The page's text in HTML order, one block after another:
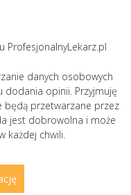
ProfesjonalnyLekarz.pl
danych osobowych
dodania opinii. Przyjmuję
przetwarzane przez
jest dobrowolna i może
każdej chwili.